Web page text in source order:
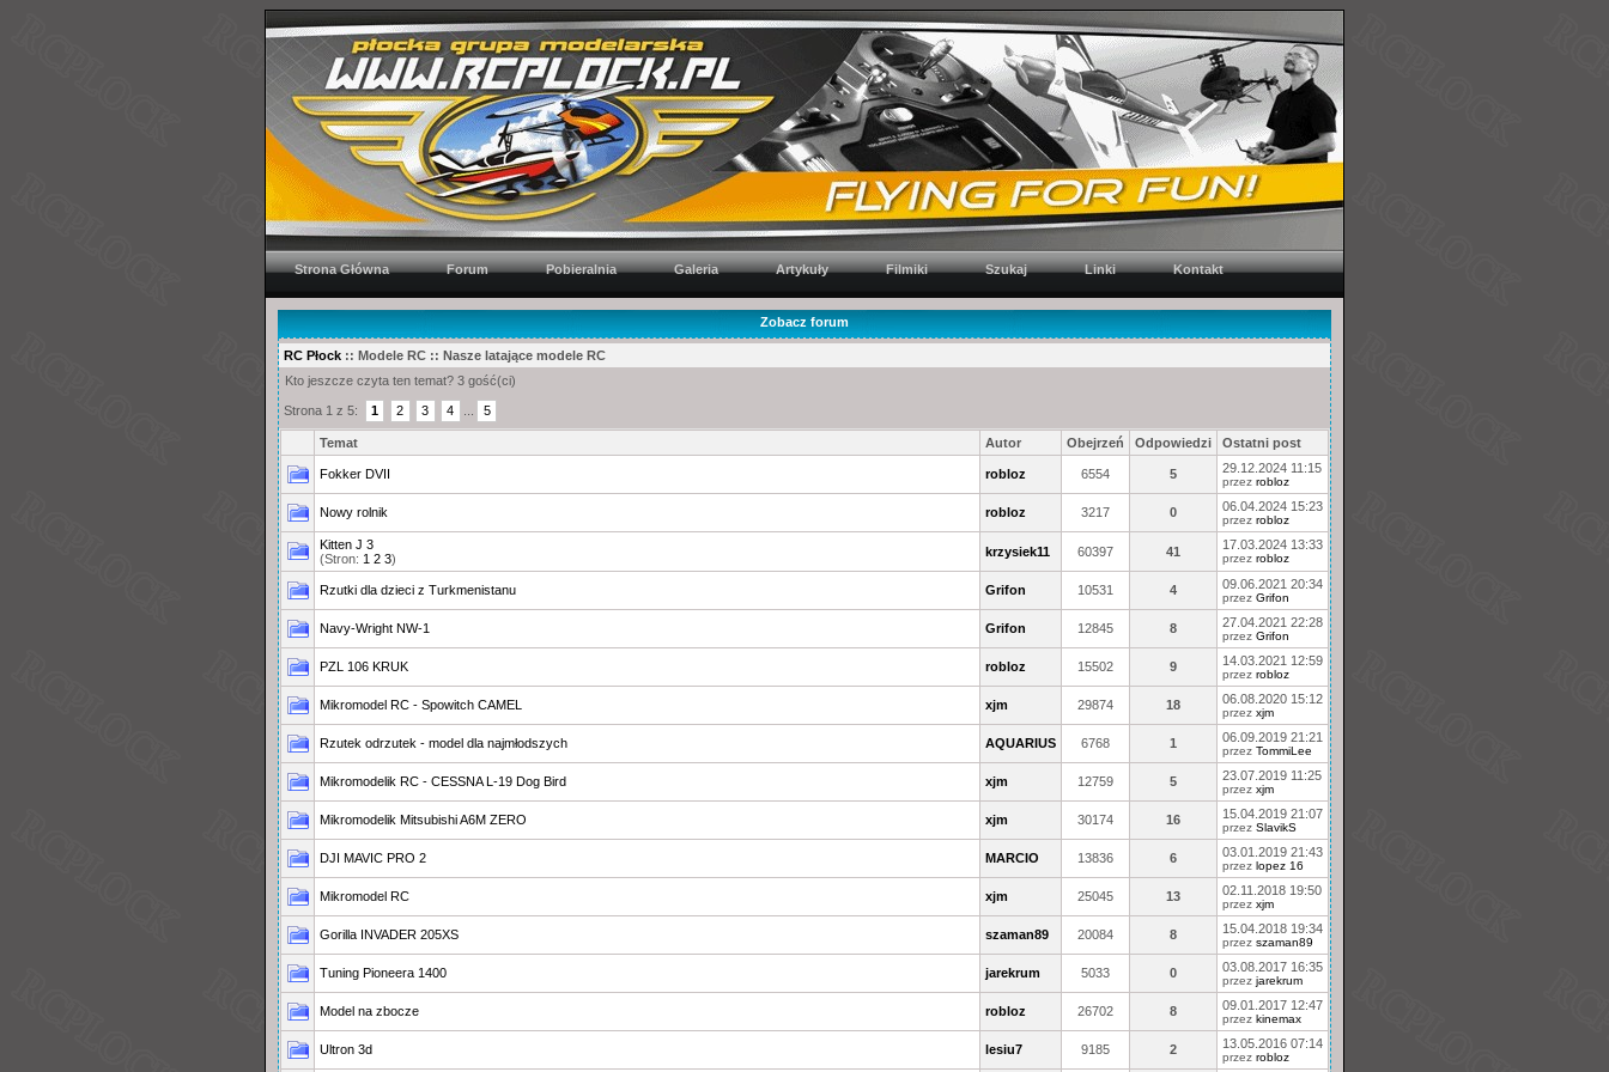
Strona Główna Forum Pobieralnia Galeria Artykuły Filmiki Szukaj Linki Kontakt
Zobacz forum
RC Płock :: Modele RC :: Nasze latające modele RC
Kto jeszcze czyta ten temat? 3 gość(ci)
Strona 1 z 5: 1 2 3 4 5
Temat Autor Obejrzeń Odpowiedzi Ostatni post
Fokker DVII robloz 6554 5 29.12.2024 11:15
przez robloz
Nowy rolnik robloz 3217 0 06.04.2024 15:23
przez robloz
Kitten J 3
(Stron: 1 2 3) krzysiek11 60397 41 17.03.2024 13:33
przez robloz
Rzutki dla dzieci z Turkmenistanu Grifon 10531 4 09.06.2021 20:34
przez Grifon
Navy-Wright NW-1 Grifon 12845 8 27.04.2021 22:28
przez Grifon
PZL 106 KRUK robloz 15502 9 14.03.2021 12:59
przez robloz
Mikromodel RC - Spowitch CAMEL xjm 29874 18 06.08.2020 15:12
przez xjm
Rzutek odrzutek - model dla najmłodszych AQUARIUS 6768 1 06.09.2019 21:21
przez TommiLee
Mikromodelik RC - CESSNA L-19 Dog Bird xjm 12759 5 23.07.2019 11:25
przez xjm
Mikromodelik Mitsubishi A6M ZERO xjm 30174 16 15.04.2019 21:07
przez SlavikS
DJI MAVIC PRO 2 MARCIO 13836 6 03.01.2019 21:43
przez lopez 16
Mikromodel RC xjm 25045 13 02.11.2018 19:50
przez xjm
Gorilla INVADER 205XS szaman89 20084 8 15.04.2018 19:34
przez szaman89
Tuning Pioneera 1400 jarekrum 5033 0 03.08.2017 16:35
przez jarekrum
Model na zbocze robloz 26702 8 09.01.2017 12:47
przez kinemax
Ultron 3d lesiu7 9185 2 13.05.2016 07:14
przez robloz